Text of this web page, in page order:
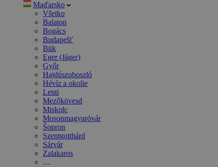
Maďarsko
Všetko
Balaton
Bogács
Budapešť
Bük
Eger (Jáger)
Győr
Hajdúszoboszló
Hévíz a okolie
Lenti
Mezőkövesd
Miskolc
Mosonmagyaróvár
Šopron
Szentgotthárd
Sárvár
Zalakaros
…